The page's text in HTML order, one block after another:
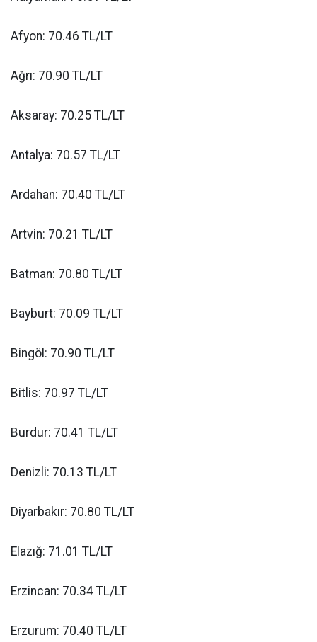
Afyon: 70.46 TL/LT
Ağrı: 70.90 TL/LT
Aksaray: 70.25 TL/LT
Antalya: 70.57 TL/LT
Ardahan: 70.40 TL/LT
Artvin: 70.21 TL/LT
Batman: 70.80 TL/LT
Bayburt: 70.09 TL/LT
Bingöl: 70.90 TL/LT
Bitlis: 70.97 TL/LT
Burdur: 70.41 TL/LT
Denizli: 70.13 TL/LT
Diyarbakır: 70.80 TL/LT
Elazığ: 71.01 TL/LT
Erzincan: 70.34 TL/LT
Erzurum: 70.40 TL/LT